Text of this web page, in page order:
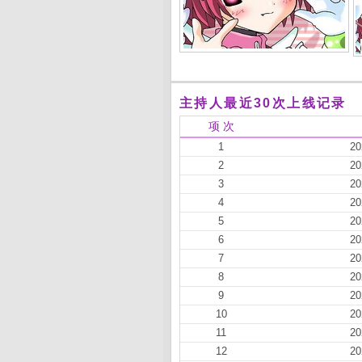
主持人最近30次上线记录
项 次
1
2
3
4
5
6
7
8
9
10
11
12